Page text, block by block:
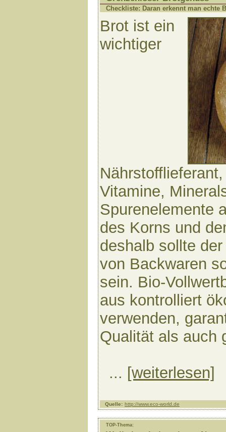
Checkliste: Daran erkennt man echte
Brot ist ein
wichtiger
Vitamine,
Spurenelemente
des Korns und
deshalb sollte
von Backwaren
sein. Bio-
aus kontrolliert
verwenden,
Qualität als auch
... [weiterlesen]
Quelle: http://www.eco-world.de
TOP-Thema: